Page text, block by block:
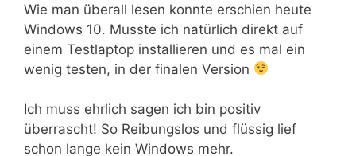
Wie man überall lesen konnte erschien heute
Windows 10. Musste ich natürlich direkt auf
einem Testlaptop installieren und es mal ein
wenig testen, in der finalen Version
Ich muss ehrlich sagen ich bin positiv
überrascht! So Reibungslos und flüssig lief
schon lange kein Windows mehr.